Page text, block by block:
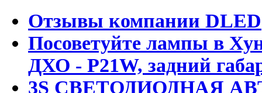
Отзывы компании DLED
Посоветуйте лампы в
ДХО - P21W, задний
3S СВЕТОДИОДНАЯ